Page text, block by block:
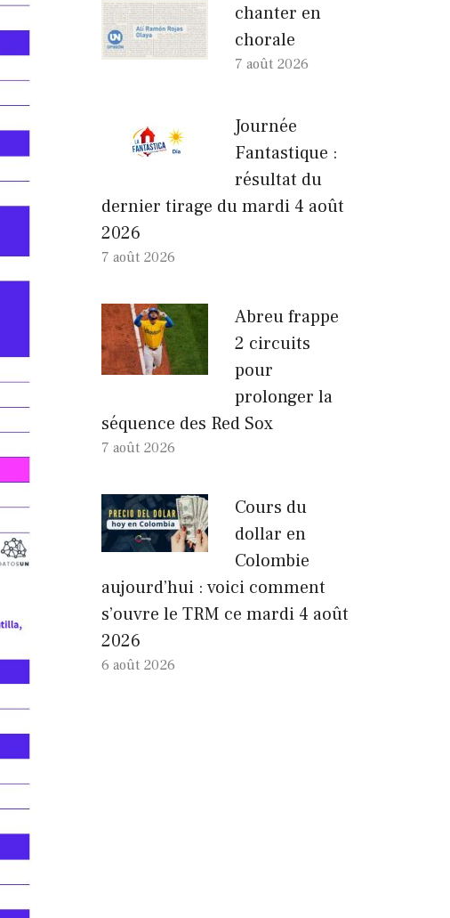
chanter en
chorale
7 août 2026
Journée
Fantastique :
résultat du
dernier tirage du mardi 4 août
2026
7 août 2026
Abreu frappe
2 circuits
pour
prolonger la
séquence des Red Sox
7 août 2026
Cours du
dollar en
Colombie
aujourd’hui : voici comment
s’ouvre le TRM ce mardi 4 août
2026
6 août 2026